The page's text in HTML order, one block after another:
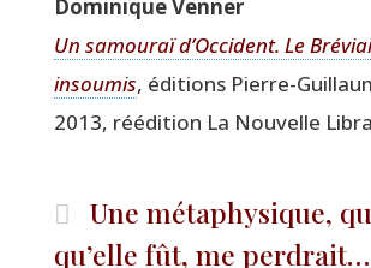
Domi­nique Venner
Un samou­raï d’Occident. Le
insou­mis, édi­tions Pierre-
2013, réédi­tion La Nou­velle
Une métaphysique,
qu’elle fût, me perdrait…